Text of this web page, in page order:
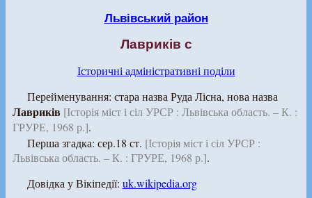
Львівський район
Лавриків с
Історичні адміністративні поділи
Перейменування: стара назва Руда Лісна, нова назва
Лавриків [Історія міст і сіл УРСР : Львівська область. – К. :
ГРУРЕ, 1968 р.].
Перша згадка: сер.18 ст. [Історія міст і сіл УРСР :
Львівська область. – К. : ГРУРЕ, 1968 р.].
Довідка у Вікіпедії: uk.wikipedia.org